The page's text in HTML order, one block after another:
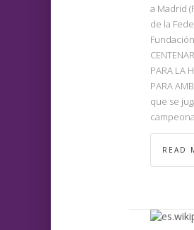
a Madrid
de la
PARA LA
PARA
que se
READ